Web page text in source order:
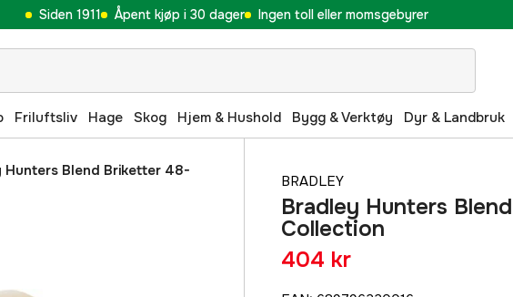
Siden 1911 Åpent kjøp i 30 dager Ingen toll eller momsgebyrer
Friluftsliv Hage Skog Hjem & Hushold Bygg & Verktøy Dyr & Landbruk
Hunters Blend Briketter 48-
BRADLEY
Bradley Hunters
Collection
404 kr